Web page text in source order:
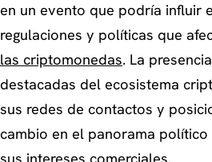
en un evento que podría influir
regulaciones y políticas que
las criptomonedas. La
destacadas del ecosistema
sus redes de contactos y
cambio en el panorama